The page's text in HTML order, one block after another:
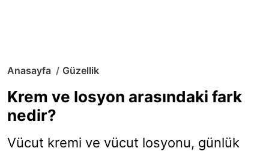
Anasayfa Güzellik
Krem ve losyon arasındaki fark
nedir?
Vücut kremi ve vücut losyonu, günlük